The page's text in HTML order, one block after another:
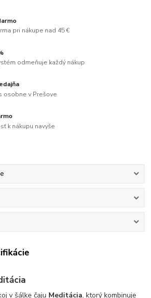
pri nákupe nad 45 €
odmeňuje každý nákup
osobne v Prešove
k nákupu navyše
v šálke čaju Meditácia, ktorý kombinuje